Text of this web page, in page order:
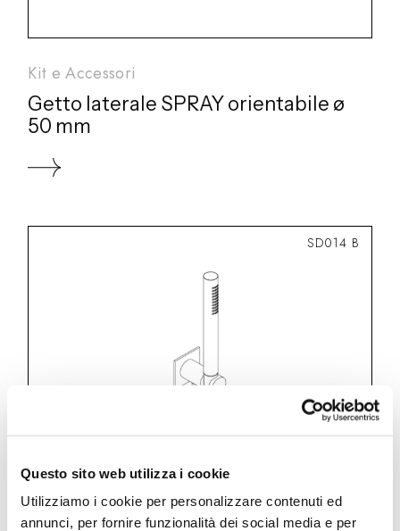
Questo sito web utilizza i cookie
Utilizziamo i cookie per personalizzare contenuti ed
annunci, per fornire funzionalità dei social media e per
Kit e Accessori
Getto laterale SPRAY orientabile ø
50 mm
SD014 B